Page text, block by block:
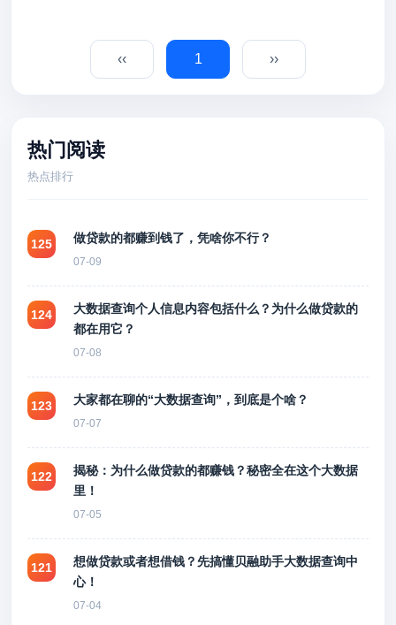
‹‹ 1 ››
热门阅读
热点排行
125 做贷款的都赚到钱了，凭啥你不行？
07-09
124
大数据查询个人信息内容包括什么？为什么做贷款的
都在用它？
07-08
123 大家都在聊的“大数据查询”，到底是个啥？
07-07
122
揭秘：为什么做贷款的都赚钱？秘密全在这个大数据
里！
07-05
121
想做贷款或者想借钱？先搞懂贝融助手大数据查询中
心！
07-04